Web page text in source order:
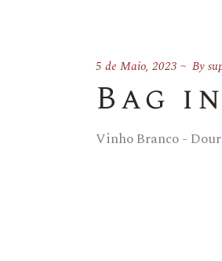
5 de Maio, 2023 By
Bag
Vinho Branco -